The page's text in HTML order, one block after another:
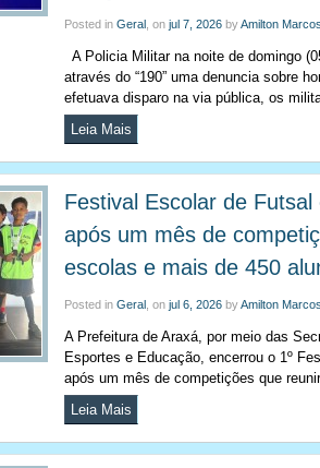
Posted in Geral , on jul 7, 2026 byAmilton
A Policia Militar na noite de domingo
através do “190” uma denuncia sobre
efetuava disparo na via pública, os
Leia Mais
Festival Escolar de
após um mês de
escolas e mais de 450
Posted in Geral , on jul 6, 2026 byAmilton
A Prefeitura de Araxá, por meio das
Esportes e Educação, encerrou o 1º
após um mês de competições que
Leia Mais